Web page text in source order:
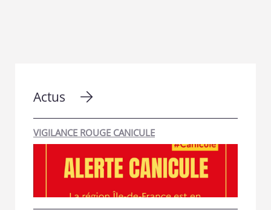
Actus
VIGILANCE ROUGE CANICULE